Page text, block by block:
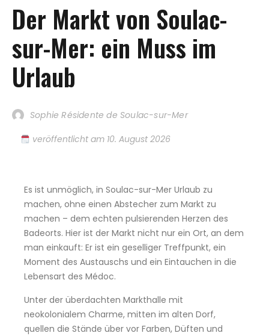
Der Markt von Soulac-
sur-Mer: ein Muss im
Urlaub
Sophie Résidente de Soulac-sur-Mer
veröffentlicht am 10. August 2026
Es ist unmöglich, in Soulac-sur-Mer Urlaub zu
machen, ohne einen Abstecher zum Markt zu
machen – dem echten pulsierenden Herzen des
Badeorts. Hier ist der Markt nicht nur ein Ort, an dem
man einkauft: Er ist ein geselliger Treffpunkt, ein
Moment des Austauschs und ein Eintauchen in die
Lebensart des Médoc.
Unter der überdachten Markthalle mit
neokolonialem Charme, mitten im alten Dorf,
quellen die Stände über vor Farben, Düften und